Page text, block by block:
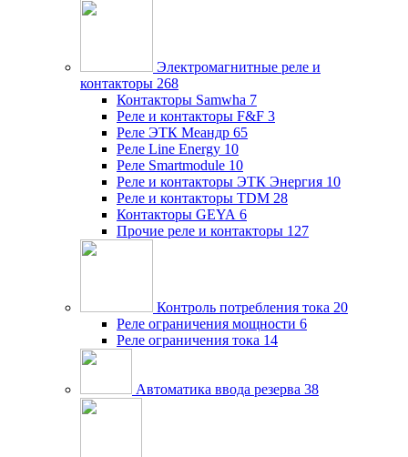
Электромагнитные реле и
контакторы 268
Контакторы Samwha 7
Реле и контакторы F&F 3
Реле ЭТК Меандр 65
Реле Line Energy 10
Реле Smartmodule 10
Реле и контакторы ЭТК Энергия 10
Реле и контакторы TDM 28
Контакторы GEYA 6
Прочие реле и контакторы 127
Контроль потребления тока 20
Реле ограничения мощности 6
Реле ограничения тока 14
Автоматика ввода резерва 38